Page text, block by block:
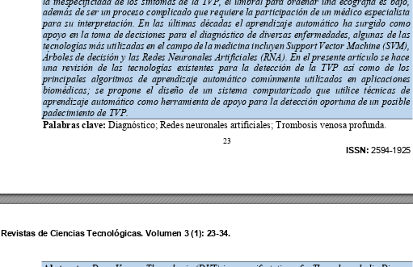
23
ISSN: 2594-1925
además de ser un proceso complicado que requiere la participación de un médico especialista
para su interpretación. En las últimas décadas el aprendizaje automático ha surgido como
apoyo en la toma de decisiones para el diagnóstico de diversas enfermedades, algunas de las
tecnologías más utilizadas en el campo de la medicina incluyen Support Vector Machine (SVM),
Árboles de decisión y las Redes Neuronales Artificiales (RNA). En el presente artículo se hace
una revisión  de las  tecnologías  existentes  para la  detección de la  TVP  así como  de los
principales  algoritmos  de  aprendizaje automático  comúnmente  utilizados  en aplicaciones
biomédicas; se propone el diseño de un sistema computarizado que utilice técnicas de
aprendizaje automático como herramienta de apoyo para la detección oportuna de un posible
padecimiento de TVP.
Palabras clave: Diagnóstico; Redes neuronales artificiales; Trombosis venosa profunda.
Revistas de Ciencias Tecnológicas. Volumen 3 (1): 23-34.